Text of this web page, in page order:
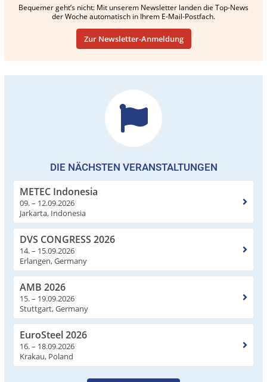
Bequemer geht’s nicht: Mit unserem Newsletter landen die Top-News
der Woche automatisch in Ihrem E-Mail-Postfach.
Zur Newsletter-Anmeldung
DIE NÄCHSTEN VERANSTALTUNGEN
METEC Indonesia
09. – 12.09.2026
Jarkarta, Indonesia
DVS CONGRESS 2026
14. – 15.09.2026
Erlangen, Germany
AMB 2026
15. – 19.09.2026
Stuttgart, Germany
EuroSteel 2026
16. – 18.09.2026
Krakau, Poland